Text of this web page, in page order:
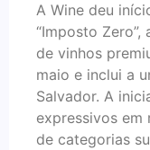
A Wine deu
“Imposto
de vinhos
maio e inclui a
Salvador. A
expressivos
de categorias